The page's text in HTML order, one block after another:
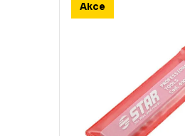
Akce